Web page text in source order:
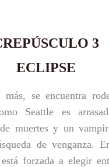
3
ECLIPSE
se encuentra
Seattle es
muertes y un
de venganza.
forzada a elegir